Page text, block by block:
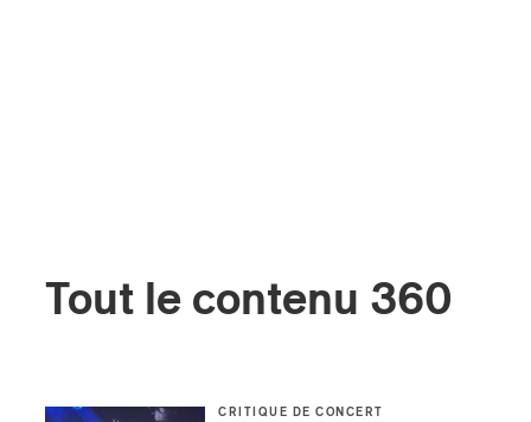
Tout le contenu 360
CRITIQUE DE CONCERT